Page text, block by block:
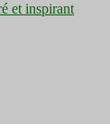
et inspirant